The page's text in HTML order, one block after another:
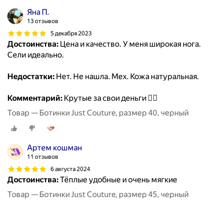
Яна П.
13 отзывов
5 декабря 2023
Достоинства: Цена и качество. У меня широкая нога.
Сели идеально.
Недостатки: Нет. Не нашла. Мех. Кожа натуральная.
Комментарий: Крутые за свои деньги 👍🏼
Товар — Ботинки Just Couture, размер 40, черный
Артем кошман
11 отзывов
6 августа 2024
Достоинства:Тёплые удобные и очень мягкие
Товар — Ботинки Just Couture, размер 45, черный